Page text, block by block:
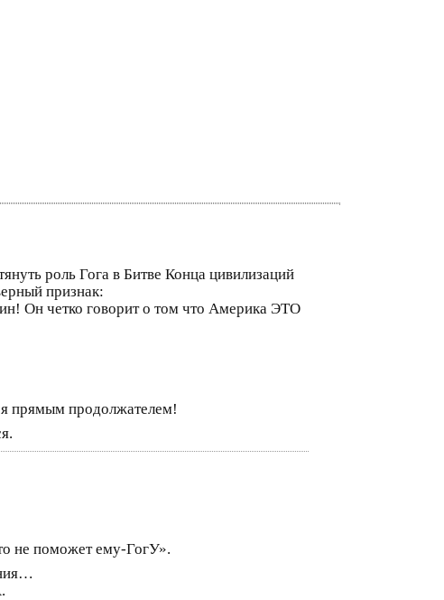
роль Гога в Битве Конца цивилизаций
признак:
Он четко говорит о том что Америка ЭТО
прямым продолжателем!
не поможет ему-ГогУ».